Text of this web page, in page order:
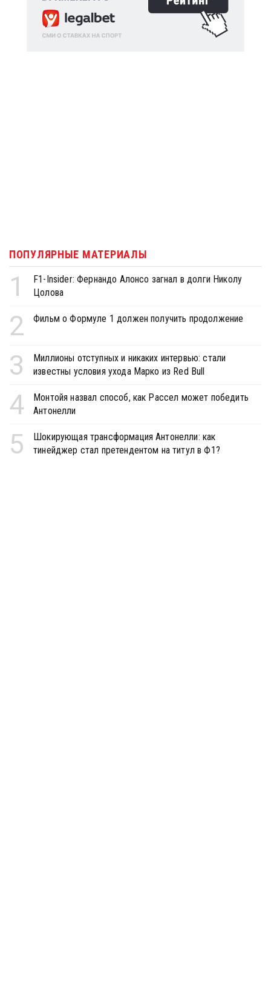
ПОПУЛЯРНЫЕ МАТЕРИАЛЫ
1
F1-Insider: Фернандо Алонсо загнал в долги Николу
Цолова
2 Фильм о Формуле 1 должен получить продолжение
3
Миллионы отступных и никаких интервью: стали
известны условия ухода Марко из Red Bull
4
Монтойя назвал способ, как Рассел может победить
Антонелли
5
Шокирующая трансформация Антонелли: как
тинейджер стал претендентом на титул в Ф1?